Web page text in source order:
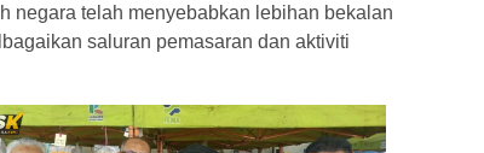
negara telah menyebabkan lebihan bekalan
saluran pemasaran dan aktiviti